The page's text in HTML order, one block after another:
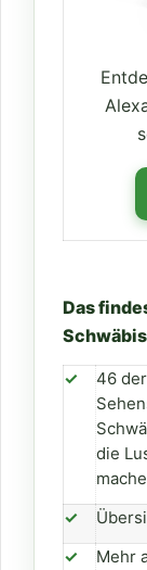
Das
✓
46
die
✓
✓
Mehr